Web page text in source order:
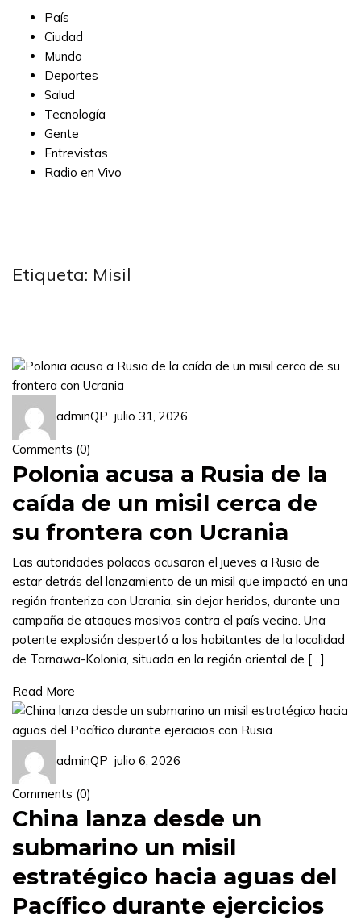
País
Ciudad
Mundo
Deportes
Salud
Tecnología
Gente
Entrevistas
Radio en Vivo
Etiqueta: Misil
adminQP julio 31, 2026
Comments (0)
Polonia acusa a Rusia de la
caída de un misil cerca de
su frontera con Ucrania
Las autoridades polacas acusaron el jueves a Rusia de
estar detrás del lanzamiento de un misil que impactó en una
región fronteriza con Ucrania, sin dejar heridos, durante una
campaña de ataques masivos contra el país vecino. Una
potente explosión despertó a los habitantes de la localidad
de Tarnawa-Kolonia, situada en la región oriental de […]
Read More
adminQP julio 6, 2026
Comments (0)
China lanza desde un
submarino un misil
estratégico hacia aguas del
Pacífico durante ejercicios